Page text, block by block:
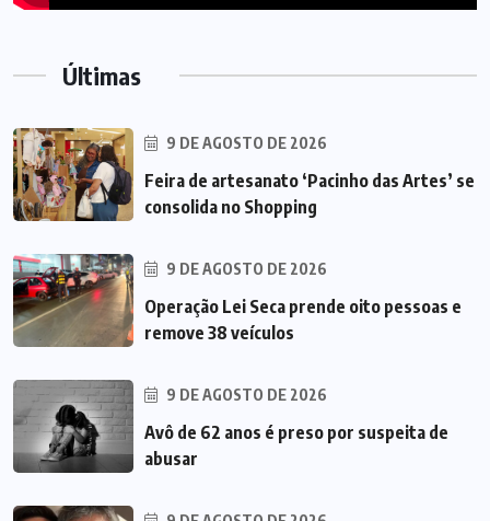
Últimas
9 DE AGOSTO DE 2026
Feira de artesanato ‘Pacinho das Artes’ se
consolida no Shopping
9 DE AGOSTO DE 2026
Operação Lei Seca prende oito pessoas e
remove 38 veículos
9 DE AGOSTO DE 2026
Avô de 62 anos é preso por suspeita de
abusar